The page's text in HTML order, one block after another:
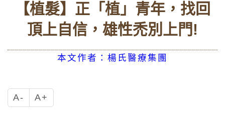
【植髮】正「植」青年，找回
頂上自信，雄性禿別上門!
本文作者：楊氏醫療集團
A- A+